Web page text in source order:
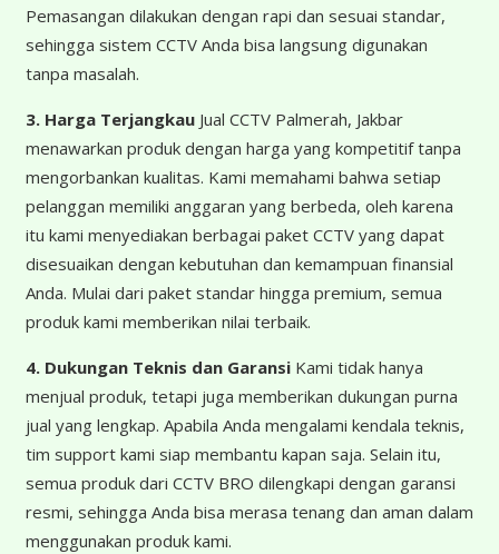
Pemasangan dilakukan dengan rapi dan sesuai standar,
sehingga sistem CCTV Anda bisa langsung digunakan
tanpa masalah.
3. Harga TerjangkauJual CCTV Palmerah, Jakbar
menawarkan produk dengan harga yang kompetitif tanpa
mengorbankan kualitas. Kami memahami bahwa setiap
pelanggan memiliki anggaran yang berbeda, oleh karena
itu kami menyediakan berbagai paket CCTV yang dapat
disesuaikan dengan kebutuhan dan kemampuan finansial
Anda. Mulai dari paket standar hingga premium, semua
produk kami memberikan nilai terbaik.
4. Dukungan Teknis dan GaransiKami tidak hanya
menjual produk, tetapi juga memberikan dukungan purna
jual yang lengkap. Apabila Anda mengalami kendala teknis,
tim support kami siap membantu kapan saja. Selain itu,
semua produk dari CCTV BRO dilengkapi dengan garansi
resmi, sehingga Anda bisa merasa tenang dan aman dalam
menggunakan produk kami.